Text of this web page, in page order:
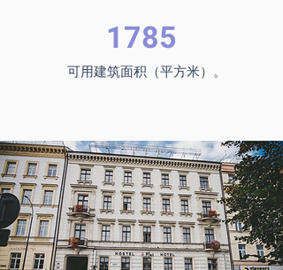
1785
可用建筑面积（平方米）。